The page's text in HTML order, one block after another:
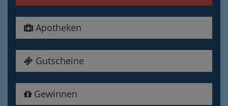
Apotheken
Gutscheine
Gewinnen